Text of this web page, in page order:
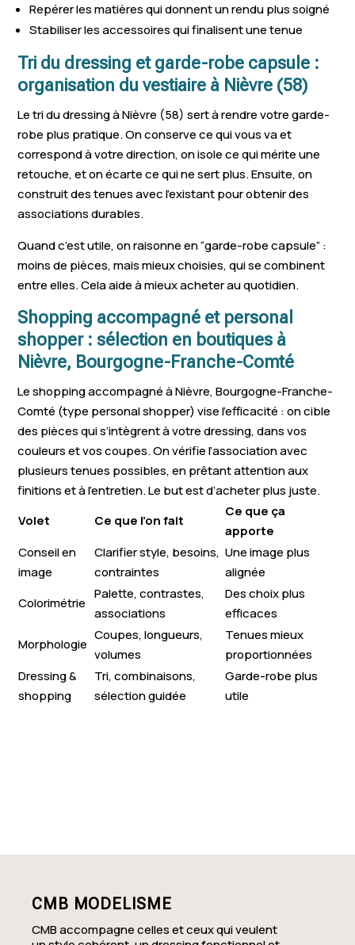
Repérer les matières qui donnent un rendu plus soigné
Stabiliser les accessoires qui finalisent une tenue
Tri du dressing et garde-robe capsule :
organisation du vestiaire à Nièvre (58)
Le tri du dressing à Nièvre (58) sert à rendre votre garde-
robe plus pratique. On conserve ce qui vous va et
correspond à votre direction, on isole ce qui mérite une
retouche, et on écarte ce qui ne sert plus. Ensuite, on
construit des tenues avec l’existant pour obtenir des
associations durables.
Quand c’est utile, on raisonne en “garde-robe capsule” :
moins de pièces, mais mieux choisies, qui se combinent
entre elles. Cela aide à mieux acheter au quotidien.
Shopping accompagné et personal
shopper : sélection en boutiques à
Nièvre, Bourgogne-Franche-Comté
Le shopping accompagné à Nièvre, Bourgogne-Franche-
Comté (type personal shopper) vise l’efficacité : on cible
des pièces qui s’intègrent à votre dressing, dans vos
couleurs et vos coupes. On vérifie l’association avec
plusieurs tenues possibles, en prêtant attention aux
finitions et à l’entretien. Le but est d’acheter plus juste.
Volet
Ce que l’on fait
Ce que ça
apporte
Conseil en
image
Clarifier style, besoins,
contraintes
Une image plus
alignée
Colorimétrie
Palette, contrastes,
associations
Des choix plus
efficaces
Morphologie
Coupes, longueurs,
volumes
Tenues mieux
proportionnées
Dressing &
shopping
Tri, combinaisons,
sélection guidée
Garde-robe plus
utile
CMB MODELISME
CMB accompagne celles et ceux qui veulent